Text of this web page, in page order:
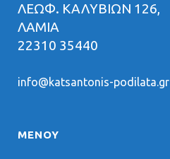
ΛΕΩΦ. ΚΑΛΥΒΙΩΝ 126,
ΛΑΜΙΑ
22310 35440
info@katsantonis-podilata.gr
ΜΕΝΟΥ